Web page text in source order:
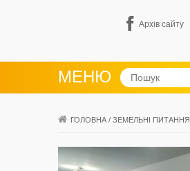
Архів сайту
МЕНЮ
ГОЛОВНА / ЗЕМЕЛЬНІ ПИТАННЯ